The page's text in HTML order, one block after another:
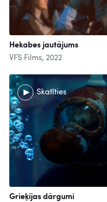
Hekabes jautājums
VFS Films, 2022
Skatīties
Grieķijas dārgumi